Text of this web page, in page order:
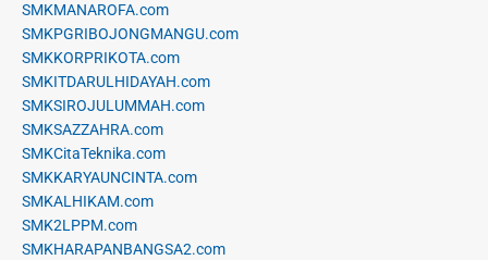
SMKMANAROFA.com
SMKPGRIBOJONGMANGU.com
SMKKORPRIKOTA.com
SMKITDARULHIDAYAH.com
SMKSIROJULUMMAH.com
SMKSAZZAHRA.com
SMKCitaTeknika.com
SMKKARYAUNCINTA.com
SMKALHIKAM.com
SMK2LPPM.com
SMKHARAPANBANGSA2.com